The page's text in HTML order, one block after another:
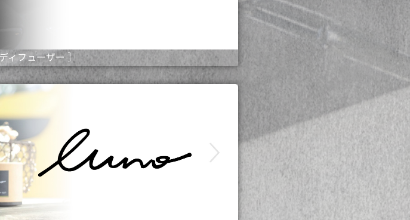
ィフューザー ］